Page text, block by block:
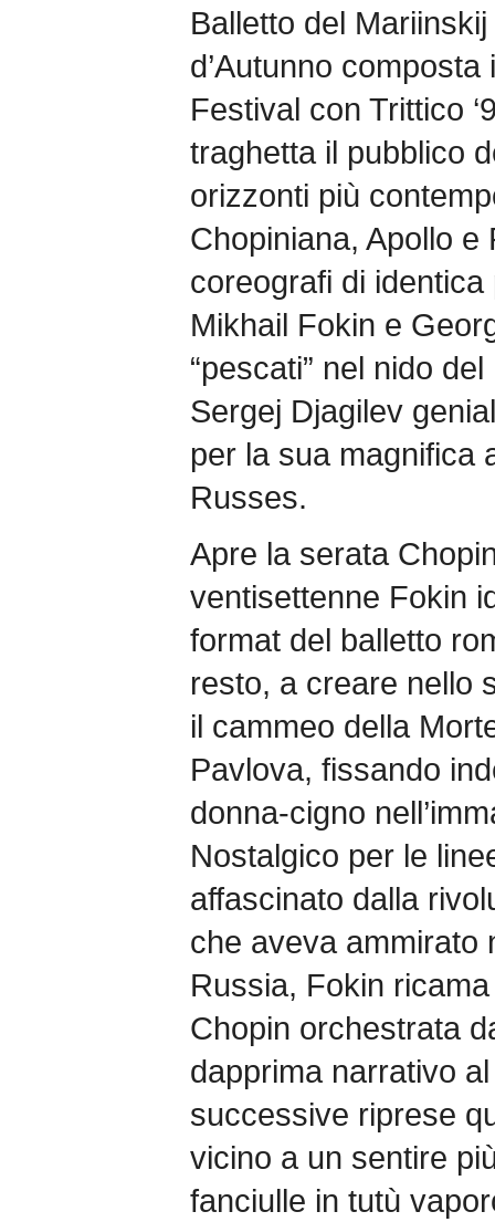
Balletto del
d’Autunno
Festival con Trittico
traghetta il pubblico
orizzonti più
Chopiniana, Apollo
coreografi di
Mikhail Fokin e
“pescati” nel nido
Sergej Djagilev
per la sua magnifica
Russes.
Apre la serata
ventisettenne Fokin
format del balletto
resto, a creare nello
il cammeo della
Pavlova, fissando
donna-cigno
Nostalgico per le
affascinato dalla
che aveva ammirato
Russia, Fokin
Chopin orchestrata
dapprima narrativo
successive riprese
vicino a un sentire
fanciulle in tutù